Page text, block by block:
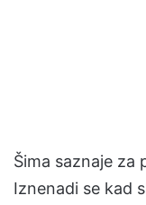
Šima saznaje za
Iznenadi se kad